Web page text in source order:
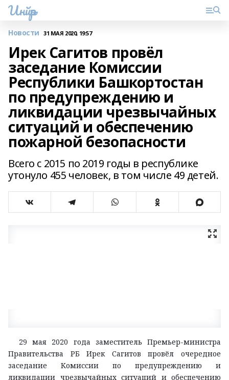
Инйәр
Новости 31 МАЯ 2020, 19:57
Ирек Сагитов провёл
заседание Комиссии
Республики Башкортостан
по предупреждению и
ликвидации чрезвычайных
ситуаций и обеспечению
пожарной безопасности
Всего с 2015 по 2019 годы в республике
утонуло 455 человек, в том числе 49 детей.
29 мая 2020 года заместитель Премьер-министра
Правительства РБ Ирек Сагитов провёл очередное
заседание Комиссии по предупреждению и
ликвидации чрезвычайных ситуаций и обеспечению